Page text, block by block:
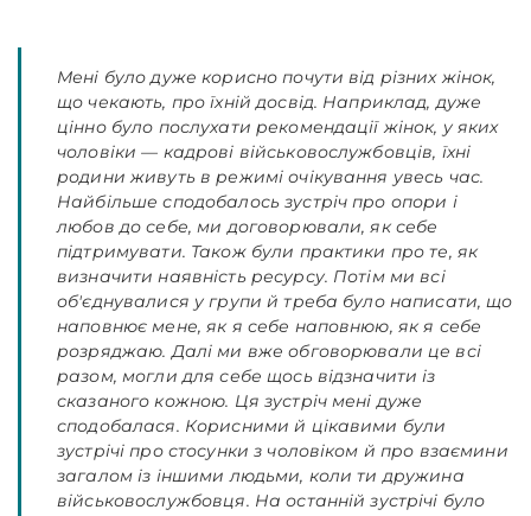
Мені було дуже корисно почути від різних жінок,
що чекають, про їхній досвід. Наприклад, дуже
цінно було послухати рекомендації жінок, у яких
чоловіки — кадрові військовослужбовців, їхні
родини живуть в режимі очікування увесь час.
Найбільше сподобалось зустріч про опори і
любов до себе, ми договорювали, як себе
підтримувати. Також були практики про те, як
визначити наявність ресурсу. Потім ми всі
об'єднувалися у групи й треба було написати, що
наповнює мене, як я себе наповнюю, як я себе
розряджаю. Далі ми вже обговорювали це всі
разом, могли для себе щось відзначити із
сказаного кожною. Ця зустріч мені дуже
сподобалася. Корисними й цікавими були
зустрічі про стосунки з чоловіком й про взаємини
загалом із іншими людьми, коли ти дружина
військовослужбовця. На останній зустрічі було